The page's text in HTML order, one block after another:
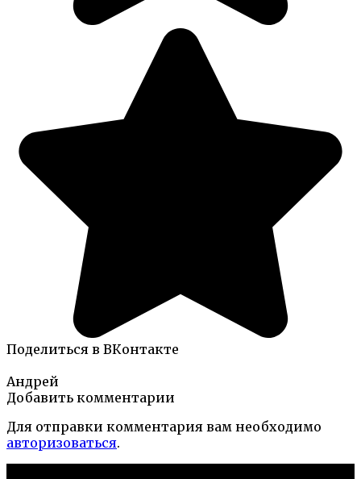
Поделиться в ВКонтакте
Андрей
Добавить комментарии
Для отправки комментария вам необходимо
авторизоваться.